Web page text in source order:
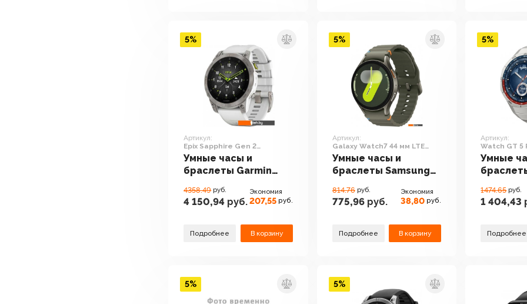
Артикул:
Epix Sapphire Gen 2
(серебристый титан/
белый)
Умные часы и
браслеты Garmin
(серебристый
титан/белый)
4358.49 руб.
4 150,94 руб.
Экономия
207,55 руб.
Подробнее В корзину
5%
Артикул:
Galaxy Watch7 44 мм LTE
(зеленый)
Умные часы и
браслеты Samsung
LTE (зеленый)
814.76 руб.
775,96руб.
Экономия
38,80 руб.
Подробнее В корзину
5%
Артикул:
Watch GT 5
Умные
(титан)
1474.65 руб.
1 404,43
Подробнее
5%
5% 5%